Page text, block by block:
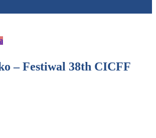
– Festiwal 38th CICFF